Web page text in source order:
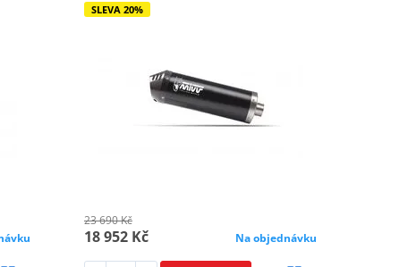
SLEVA 20%
23 690 Kč
18 952 Kč Na objednávku